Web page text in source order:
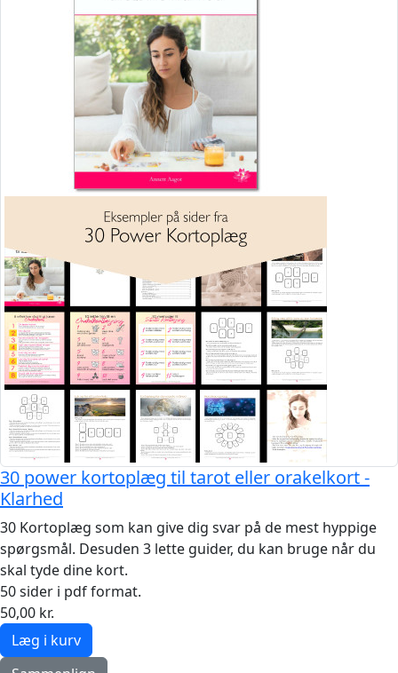
30 power kortoplæg til tarot eller orakelkort -
Klarhed
30 Kortoplæg som kan give dig svar på de mest hyppige
spørgsmål. Desuden 3 lette guider, du kan bruge når du
skal tyde dine kort.
50 sider i pdf format.
50,00 kr.